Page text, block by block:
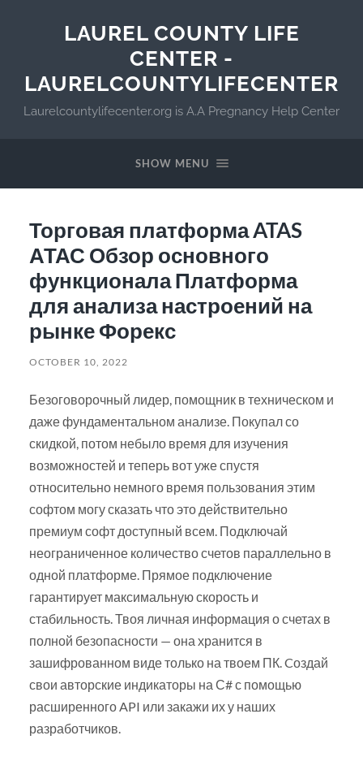
LAUREL COUNTY LIFE
CENTER -
LAURELCOUNTYLIFECENTER
Laurelcountylifecenter.org is A.A Pregnancy Help Center
SHOW MENU
Торговая платформа ATAS
АТАС Обзор основного
функционала Платформа
для анализа настроений на
рынке Форекс
OCTOBER 10, 2022
Безоговорочный лидер, помощник в техническом и
даже фундаментальном анализе. Покупал со
скидкой, потом небыло время для изучения
возможностей и теперь вот уже спустя
относительно немного время пользования этим
софтом могу сказать что это действительно
премиум софт доступный всем. Подключай
неограниченное количество счетов параллельно в
одной платформе. Прямое подключение
гарантирует максимальную скорость и
стабильность. Твоя личная информация о счетах в
полной безопасности — она хранится в
зашифрованном виде только на твоем ПК. Cоздай
свои авторские индикаторы на С# с помощью
расширенного API или закажи их у наших
разработчиков.